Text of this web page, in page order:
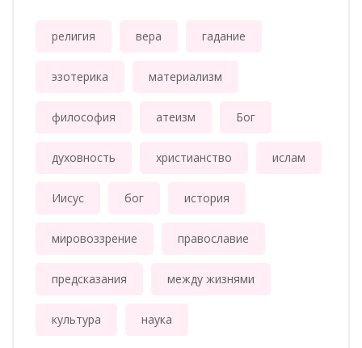
религия вера гадание
эзотерика материализм
философия атеизм Бог
духовность христианство ислам
Иисус бог история
мировоззрение православие
предсказания между жизнями
культура наука